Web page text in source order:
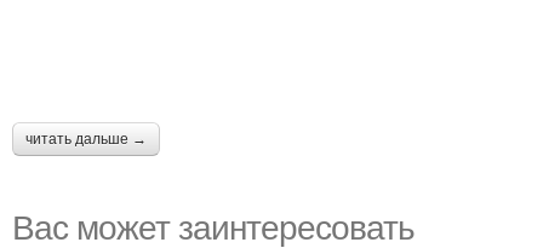
читать дальше →
Вас может заинтересовать